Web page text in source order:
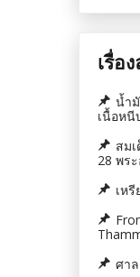
เรื่อ
น้ำ
เนื้อหนี
สม
28 พร
เห
ศา